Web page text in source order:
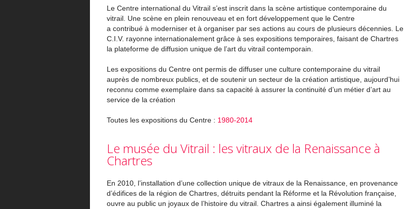
Le Centre international du Vitrail s’est inscrit dans la scène artistique contemporaine du
vitrail. Une scène en plein renouveau et en fort développement que le Centre
a contribué à moderniser et à organiser par ses actions au cours de plusieurs décennies. Le
C.I.V. rayonne internationalement grâce à ses expositions temporaires, faisant de Chartres
la plateforme de diffusion unique de l’art du vitrail contemporain.
Les expositions du Centre ont permis de diffuser une culture contemporaine du vitrail
auprès de nombreux publics, et de soutenir un secteur de la création artistique, aujourd’hui
reconnu comme exemplaire dans sa capacité à assurer la continuité d’un métier d’art au
service de la création
Toutes les expositions du Centre : 1980-2014
Le musée du Vitrail : les vitraux de la Renaissance à
Chartres
En 2010, l’installation d’une collection unique de vitraux de la Renaissance, en provenance
d’édifices de la région de Chartres, détruits pendant la Réforme et la Révolution française,
ouvre au public un joyaux de l’histoire du vitrail. Chartres a ainsi également illuminé la